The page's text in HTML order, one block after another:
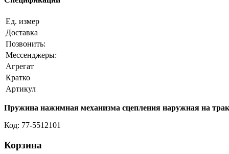
Ед. измер
Доставка
Позвонить:
Мессенджеры:
Агрегат
Кратко
Артикул
Пружина нажимная механизма сцепления наружная на
Код: 77-5512101
Корзина